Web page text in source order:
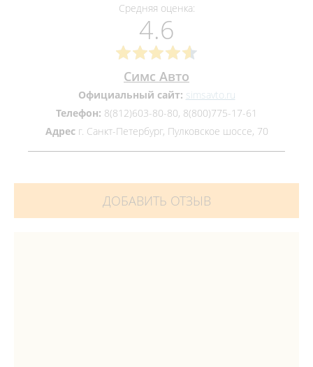
Средняя оценка:
4.6
Симс Авто
Официальный сайт: simsavto.ru
Телефон: 8(812)603-80-80, 8(800)775-17-61
Адресг. Санкт-Петербург, Пулковское шоссе, 70
ДОБАВИТЬ ОТЗЫВ